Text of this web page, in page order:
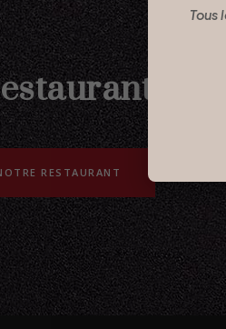
Tous
RESTAURANT